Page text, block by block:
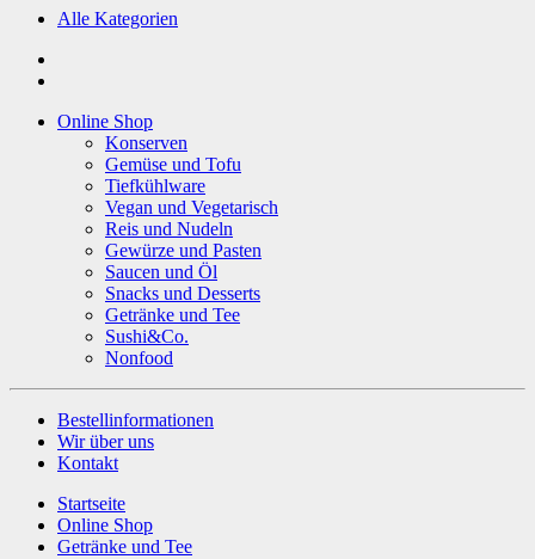
Alle Kategorien
Online Shop
Konserven
Gemüse und Tofu
Tiefkühlware
Vegan und Vegetarisch
Reis und Nudeln
Gewürze und Pasten
Saucen und Öl
Snacks und Desserts
Getränke und Tee
Sushi&Co.
Nonfood
Bestellinformationen
Wir über uns
Kontakt
Startseite
Online Shop
Getränke und Tee